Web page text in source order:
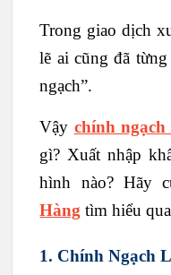
Trong giao dịch
lẽ ai cũng đã
ngạch”.
Vậy chính ngạch
gì? Xuất nhập
hình nào? Hãy
Hàng tìm hiểu
1. Chính Ngạch